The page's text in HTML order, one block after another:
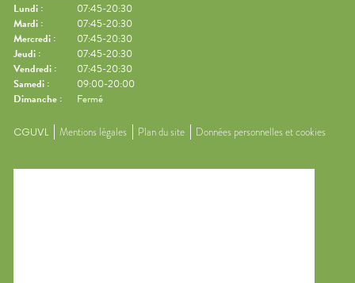
Lundi :
07:45-20:30
Mardi :
07:45-20:30
Mercredi :
07:45-20:30
Jeudi :
07:45-20:30
Vendredi :
07:45-20:30
Samedi :
09:00-20:00
Dimanche : Fermé
CGUVL Mentions légales Plan du site Données personnelles et cookies